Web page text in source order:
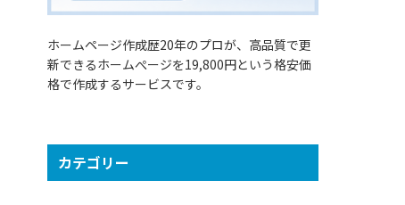
ホームページ作成歴20年のプロが、高品質で更
新できるホームぺージを19,800円という格安価
格で作成するサービスです。
カテゴリー